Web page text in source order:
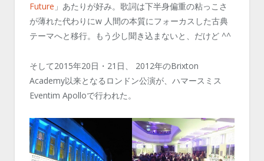
Future 」あたりが好み。歌詞は下半身偏重の粘っこさ
が薄れた代わりにw 人間の本質にフォーカスした古典
テーマへと移行。もう少し聞き込まないと、だけど ^^
そして2015年20日・21日、 2012年のBrixton
Academy以来となるロンドン公演が、ハマースミス
Eventim Apolloで行われた。